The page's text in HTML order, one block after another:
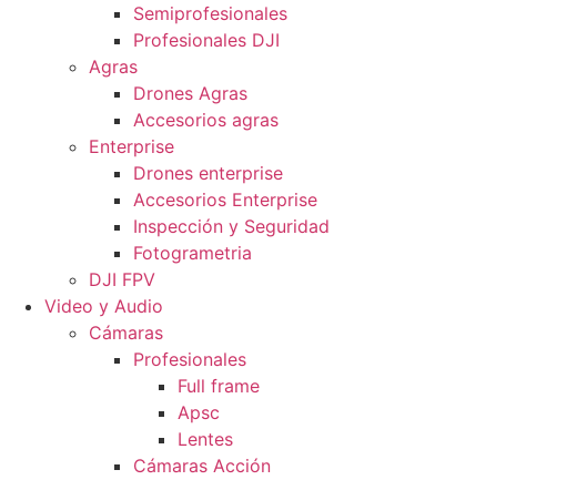
Semiprofesionales
Profesionales DJI
Agras
Drones Agras
Accesorios agras
Enterprise
Drones enterprise
Accesorios Enterprise
Inspección y Seguridad
Fotogrametria
DJI FPV
Video y Audio
Cámaras
Profesionales
Full frame
Apsc
Lentes
Cámaras Acción